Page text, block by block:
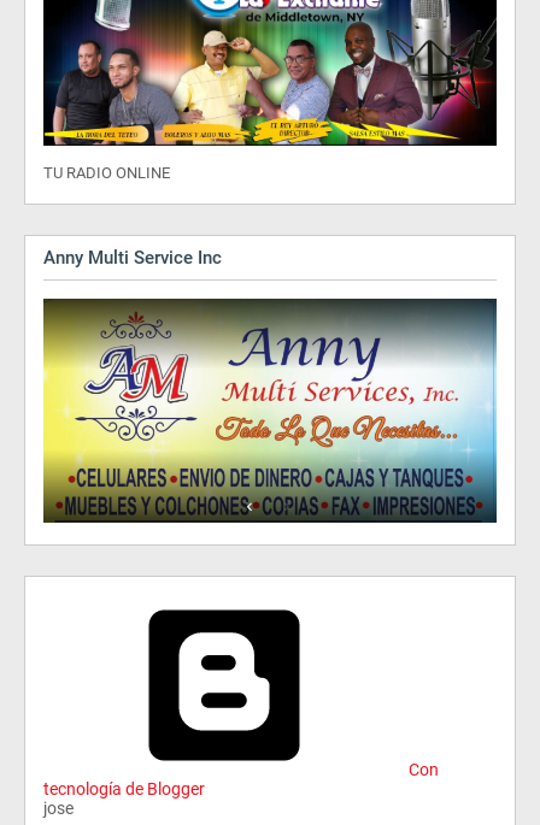
TU RADIO ONLINE
Anny Multi Service Inc
Con
tecnología de Blogger
jose